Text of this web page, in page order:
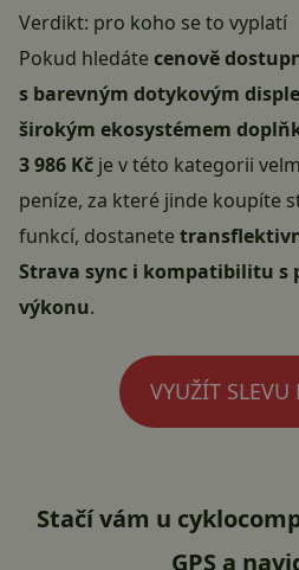
Verdikt: pro koho se to vyplatí
Pokud hledátecenově
s barevným dotykovým
širokým ekosystémem
3 986 Kč je v této kategorii
peníze, za které jinde koupíte
funkcí, dostanete
Strava sync i kompatibilitu s
výkonu.
VYUŽÍT SLEVU
Stačí vám u
GPS a